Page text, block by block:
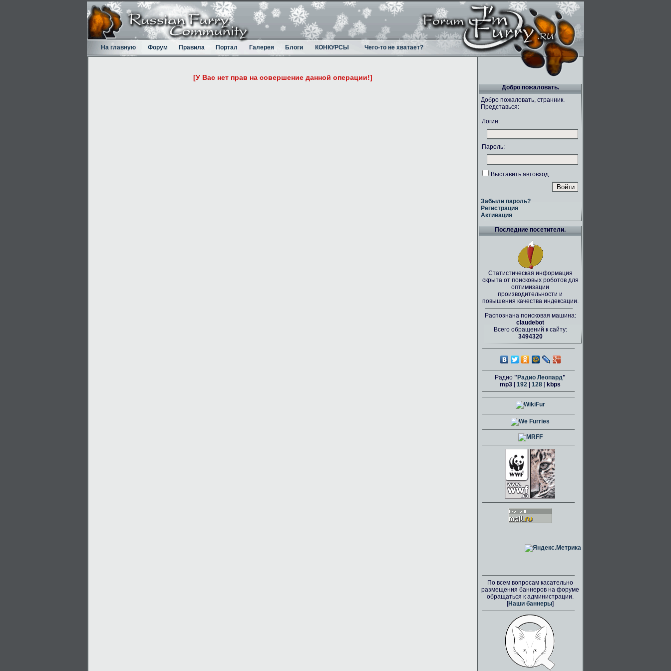
На главную Форум Правила Портал Галерея Блоги КОНКУРСЫ Чего-то не хватает?
[У Вас нет прав на совершение данной операции!]
Добро пожаловать.
Добро пожаловать, странник.
Представься:
Логин:
Пароль:
Выставить автовход.
Забыли пароль?
Регистрация
Активация
Последние посетители.
Статистическая информация
скрыта от поисковых роботов для
оптимизации
производительности и
повышения качества индексации.
Распознана поисковая машина:
claudebot
Всего обращений к сайту:
3494320
Радио " Радио Леопард"
mp3 [192 128 ] kbps
По всем вопросам касательно
размещения баннеров на форуме
обращаться к администрации.
[Наши баннеры]